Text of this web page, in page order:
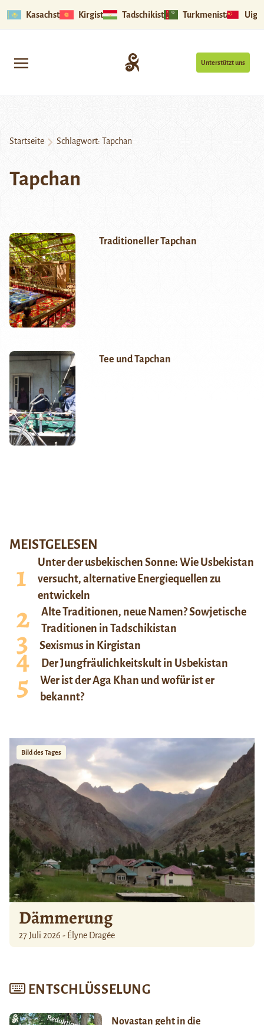
Kasachstan Kirgistan Tadschikistan Turkmenistan
Unterstützt uns
Startseite Schlagwort: Tapchan
Tapchan
Traditioneller Tapchan
Tee und Tapchan
MEISTGELESEN
Unter der usbekischen Sonne: Wie Usbekistan
versucht, alternative Energiequellen zu
entwickeln
Alte Traditionen, neue Namen? Sowjetische
Traditionen in Tadschikistan
Sexismus in Kirgistan
Der Jungfräulichkeitskult in Usbekistan
Wer ist der Aga Khan und wofür ist er
bekannt?
Bild des Tages
Dämmerung
27 Juli 2026 - Élyne Dragée
ENTSCHLÜSSELUNG
Novastan geht in die